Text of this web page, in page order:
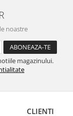
noastre
magazinului.
CLIENTI